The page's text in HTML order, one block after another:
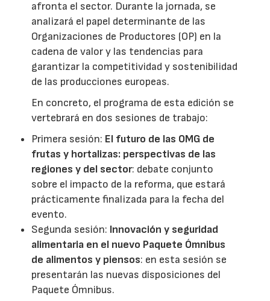
afronta el sector. Durante la jornada, se
analizará el papel determinante de las
Organizaciones de Productores (OP) en la
cadena de valor y las tendencias para
garantizar la competitividad y sostenibilidad
de las producciones europeas.
En concreto, el programa de esta edición se
vertebrará en dos sesiones de trabajo:
Primera sesión: El futuro de las OMG de
frutas y hortalizas: perspectivas de las
regiones y del sector: debate conjunto
sobre el impacto de la reforma, que estará
prácticamente finalizada para la fecha del
evento.
Segunda sesión: Innovación y seguridad
alimentaria en el nuevo Paquete Ómnibus
de alimentos y piensos: en esta sesión se
presentarán las nuevas disposiciones del
Paquete Ómnibus.